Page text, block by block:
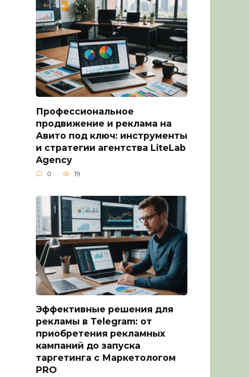
Профессиональное
продвижение и реклама на
Авито под ключ: инструменты
и стратегии агентства LiteLab
Agency
0 19
Эффективные решения для
рекламы в Telegram: от
приобретения рекламных
кампаний до запуска
таргетинга с Маркетологом
PRO